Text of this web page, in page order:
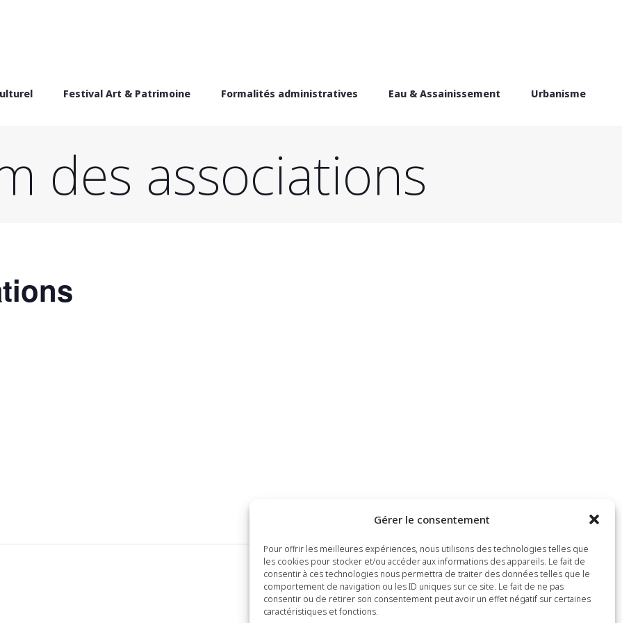
Gérer le consentement
Pour offrir les meilleures expériences, nous utilisons des technologies telles que
les cookies pour stocker et/ou accéder aux informations des appareils. Le fait de
consentir à ces technologies nous permettra de traiter des données telles que le
comportement de navigation ou les ID uniques sur ce site. Le fait de ne pas
consentir ou de retirer son consentement peut avoir un effet négatif sur certaines
caractéristiques et fonctions.
Festival Art & Patrimoine Formalités administratives Eau & Assainissement Urbanisme
des associations